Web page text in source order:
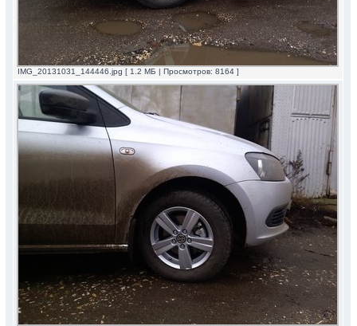
IMG_20131031_144446.jpg [ 1.2 МБ | Просмотров: 8164 ]